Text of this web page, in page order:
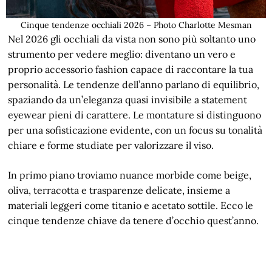
Cinque tendenze occhiali 2026 – Photo Charlotte Mesman
Nel 2026 gli occhiali da vista non sono più soltanto uno
strumento per vedere meglio: diventano un vero e
proprio accessorio fashion capace di raccontare la tua
personalità. Le tendenze dell’anno parlano di equilibrio,
spaziando da un’eleganza quasi invisibile a statement
eyewear pieni di carattere. Le montature si distinguono
per una sofisticazione evidente, con un focus su tonalità
chiare e forme studiate per valorizzare il viso.
In primo piano troviamo nuance morbide come beige,
oliva, terracotta e trasparenze delicate, insieme a
materiali leggeri come titanio e acetato sottile. Ecco le
cinque tendenze chiave da tenere d’occhio quest’anno.